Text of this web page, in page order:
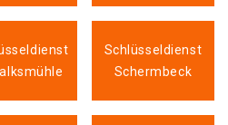
Schlüsseldienst
Schermbeck